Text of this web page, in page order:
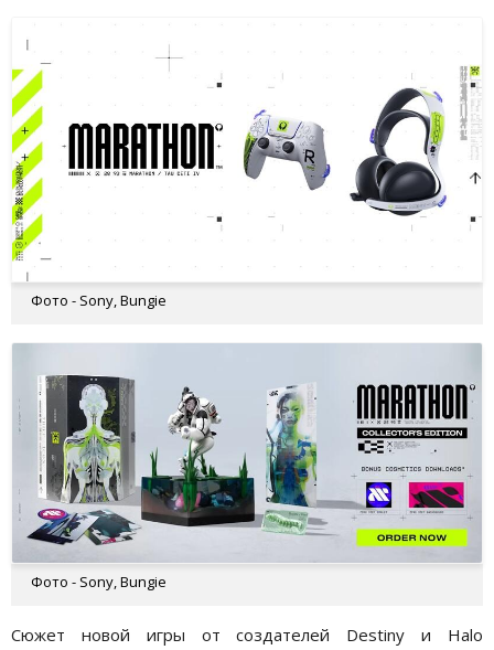
Фото - Sony, Bungie
Фото - Sony, Bungie
Сюжет новой игры от создателей Destiny и Halo